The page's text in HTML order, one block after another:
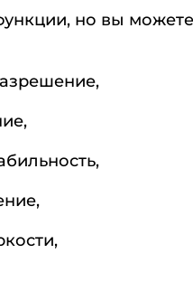
но вы